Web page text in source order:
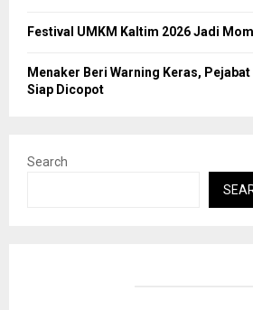
Festival UMKM Kaltim 2026 Jadi
Menaker Beri Warning Keras,
Siap Dicopot
Search